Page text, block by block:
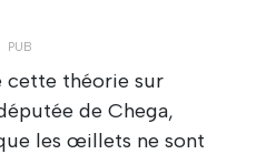
cette théorie sur
de Chega,
les œillets ne sont